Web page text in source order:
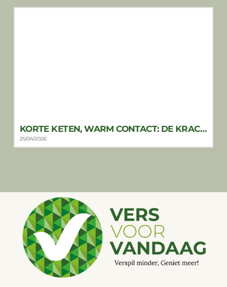
KORTE KETEN, WARM CONTACT: DE KRACHT VAN DE LOKALE VERSWINKEL
25/04/2026